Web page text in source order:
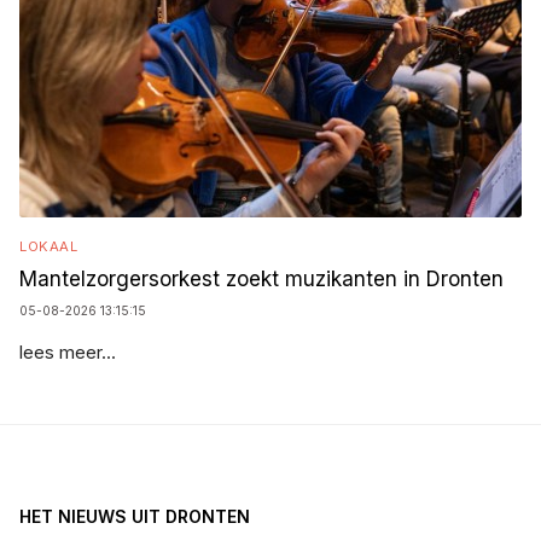
LOKAAL
Mantelzorgersorkest zoekt muzikanten in Dronten
05-08-2026 13:15:15
lees meer...
HET NIEUWS UIT DRONTEN